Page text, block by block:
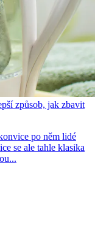
způsob, jak zbavit
po něm lidé
se ale tahle klasika